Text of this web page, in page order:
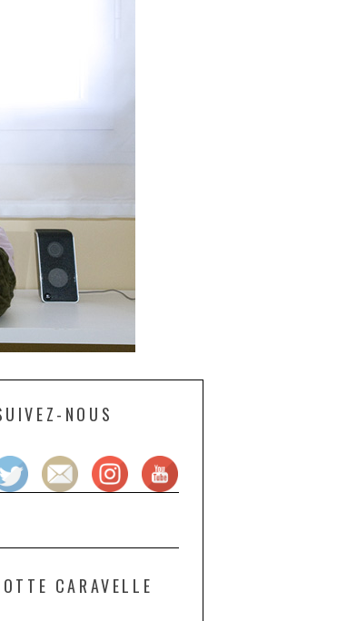
NOUS
CARAVELLE